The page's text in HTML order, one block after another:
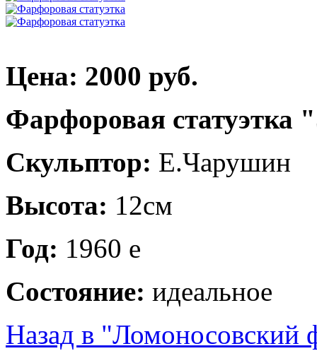
Цена: 2000 руб.
Фарфоровая статуэтка
Скульптор: Е.Чарушин
Высота: 12см
Год: 1960 е
Состояние: идеальное
Назад в